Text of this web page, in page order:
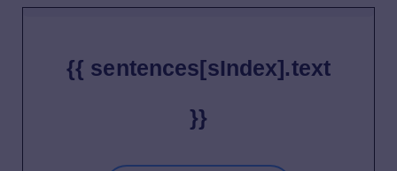
{{ sentences[sIndex].text
}}